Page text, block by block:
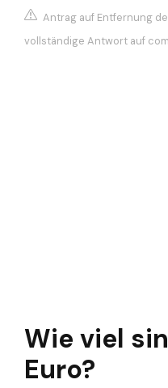
Antrag auf Entfernung
vollständige Antwort auf
Wie viel
Euro?